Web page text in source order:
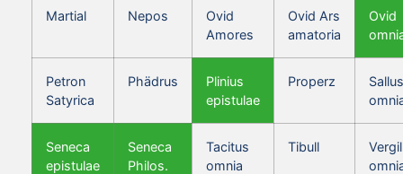
Martial Nepos
Ovid
Amores
Ovid Ars
amatoria
Ovid
Petron
Satyrica
Phädrus
Plinius
epistulae
Properz
Seneca
epistulae
Seneca
Philos.
Tacitus
omnia
Tibull
Vergil